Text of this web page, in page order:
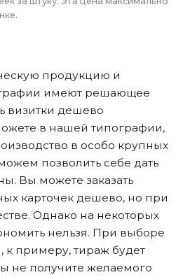
продукцию и
имеют решающее
визитки дешево
в нашей типографии,
в особо крупных
позволить себе дать
Вы можете заказать
карточек дешево, но при
Однако на некоторых
нельзя. При выборе
к примеру, тираж будет
не получите желаемого